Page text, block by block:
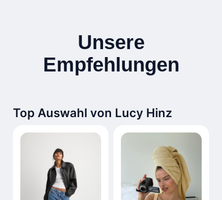
Unsere
Empfehlungen
Top Auswahl von Lucy Hinz